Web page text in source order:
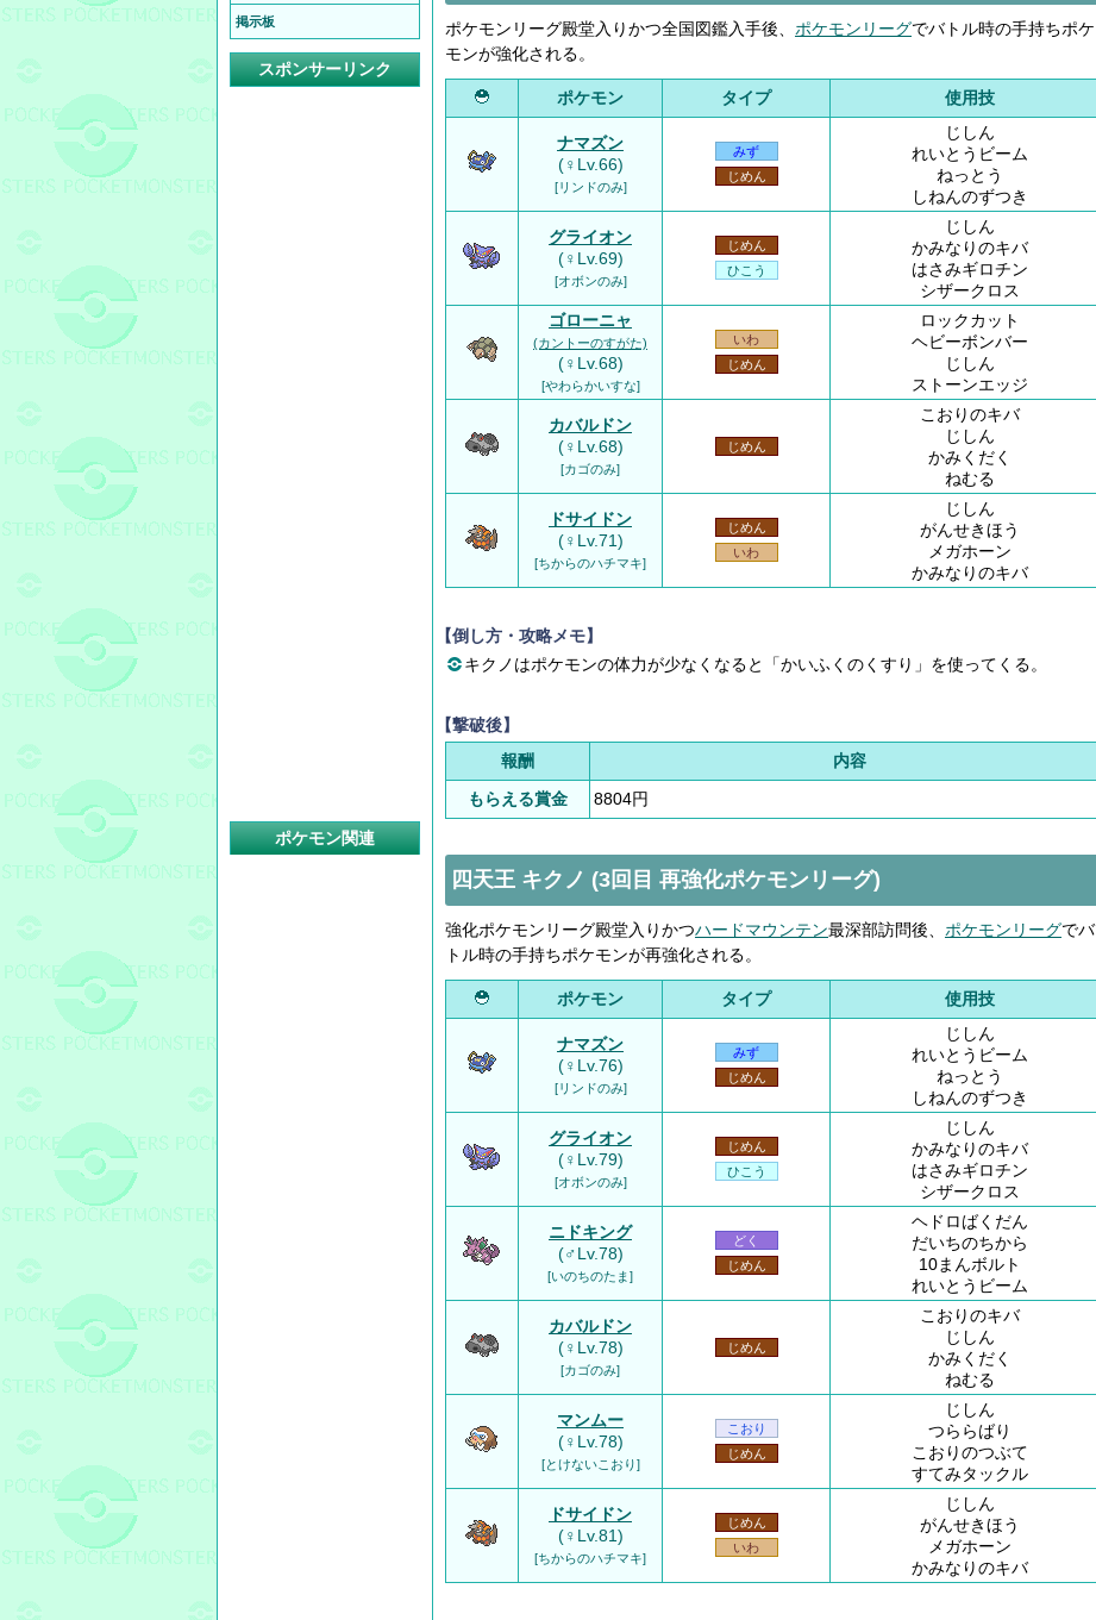
ポケモンリーグ殿堂入りかつ全国図鑑入手後、 ポケモンリーグでバトル時の手持ちポケ
モンが強化される。
ポケモン タイプ 使用技
ナマズン
(♀Lv.66)
[リンドのみ]
みず
じめん
じしん
れいとうビーム
ねっとう
しねんのずつき
グライオン
(♀Lv.69)
[オボンのみ]
じめん
ひこう
じしん
かみなりのキバ
はさみギロチン
シザークロス
ゴローニャ
(カントーのすがた)
(♀Lv.68)
[やわらかいすな]
いわ
じめん
ロックカット
ヘビーボンバー
じしん
ストーンエッジ
カバルドン
(♀Lv.68)
[カゴのみ]
じめん
こおりのキバ
じしん
かみくだく
ねむる
ドサイドン
(♀Lv.71)
[ちからのハチマキ]
じめん
いわ
じしん
がんせきほう
メガホーン
かみなりのキバ
【倒し方・攻略メモ】
キクノはポケモンの体力が少なくなると「かいふくのくすり」を使ってくる。
【撃破後】
報酬
内容
もらえる賞金
8804円
四天王 キクノ (3回目 再強化ポケモンリーグ)
強化ポケモンリーグ殿堂入りかつハードマウンテン最深部訪問後 ポケモンリーグでバ
トル時の手持ちポケモンが再強化される。
ポケモン タイプ 使用技
ナマズン
(♀Lv.76)
[リンドのみ]
みず
じめん
じしん
れいとうビーム
ねっとう
しねんのずつき
グライオン
(♀Lv.79)
[オボンのみ]
じめん
ひこう
じしん
かみなりのキバ
はさみギロチン
シザークロス
ニドキング
(♂Lv.78)
[いのちのたま]
どく
じめん
ヘドロばくだん
だいちのちから
10まんボルト
れいとうビーム
カバルドン
(♀Lv.78)
[カゴのみ]
じめん
こおりのキバ
じしん
かみくだく
ねむる
マンムー
(♀Lv.78)
[とけないこおり]
こおり
じめん
じしん
つららばり
こおりのつぶて
すてみタックル
ドサイドン
(♀Lv.81)
[ちからのハチマキ]
じめん
いわ
じしん
がんせきほう
メガホーン
かみなりのキバ
掲示板
スポンサーリンク
ポケモン関連